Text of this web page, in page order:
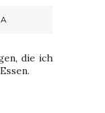
die ich